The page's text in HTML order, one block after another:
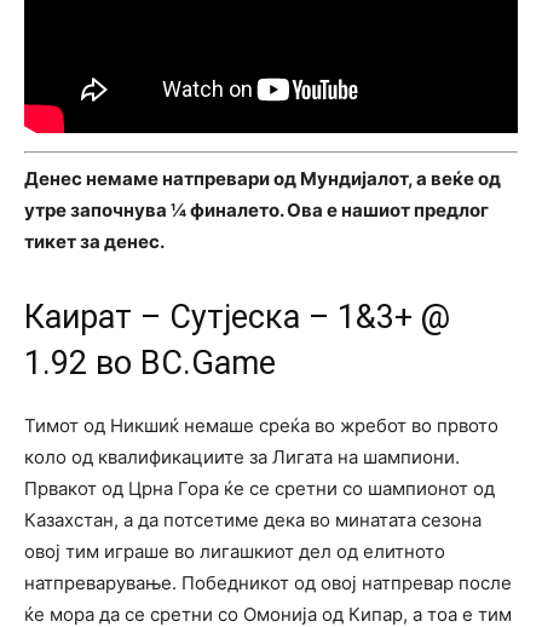
Денес немаме натпревари од Мундијалот, а веќе од
утре започнува ¼ финалето. Ова е нашиот предлог
тикет за денес.
Каират – Сутјеска – 1&3+ @
1.92 во BC.Game
Тимот од Никшиќ немаше среќа во жребот во првото
коло од квалификациите за Лигата на шампиони.
Првакот од Црна Гора ќе се сретни со шампионот од
Казахстан, а да потсетиме дека во минатата сезона
овој тим играше во лигашкиот дел од елитното
натпреварување. Победникот од овој натпревар после
ќе мора да се сретни со Омонија од Кипар, а тоа е тим